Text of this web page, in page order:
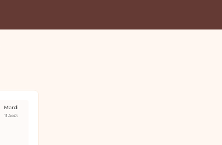
Mardi
11 Août